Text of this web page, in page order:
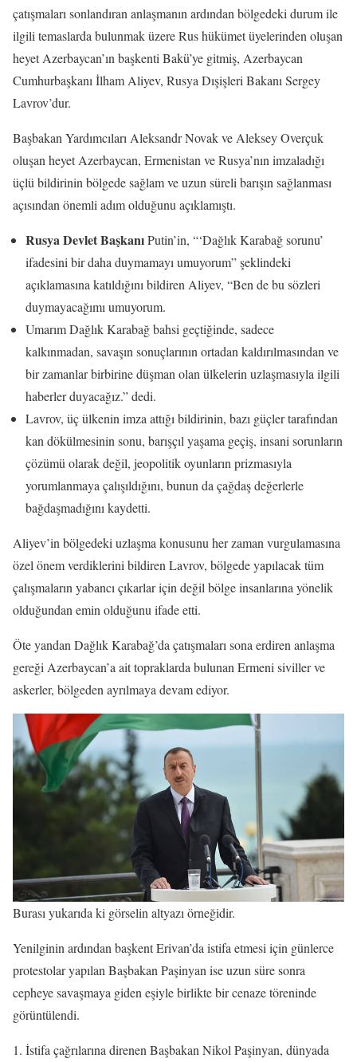
çatışmaları sonlandıran anlaşmanın ardından bölgedeki durum ile
ilgili temaslarda bulunmak üzere Rus hükümet üyelerinden oluşan
heyet Azerbaycan’ın başkenti Bakü’ye gitmiş, Azerbaycan
Cumhurbaşkanı İlham Aliyev, Rusya Dışişleri Bakanı Sergey
Lavrov’dur.
Başbakan Yardımcıları Aleksandr Novak ve Aleksey Overçuk
oluşan heyet Azerbaycan, Ermenistan ve Rusya’nın imzaladığı
üçlü bildirinin bölgede sağlam ve uzun süreli barışın sağlanması
açısından önemli adım olduğunu açıklamıştı.
Rusya Devlet BaşkanıPutin’in, “‘Dağlık Karabağ sorunu’
ifadesini bir daha duymamayı umuyorum” şeklindeki
açıklamasına katıldığını bildiren Aliyev, “Ben de bu sözleri
duymayacağımı umuyorum.
Umarım Dağlık Karabağ bahsi geçtiğinde, sadece
kalkınmadan, savaşın sonuçlarının ortadan kaldırılmasından ve
bir zamanlar birbirine düşman olan ülkelerin uzlaşmasıyla ilgili
haberler duyacağız.” dedi.
Lavrov, üç ülkenin imza attığı bildirinin, bazı güçler tarafından
kan dökülmesinin sonu, barışçıl yaşama geçiş, insani sorunların
çözümü olarak değil, jeopolitik oyunların prizmasıyla
yorumlanmaya çalışıldığını, bunun da çağdaş değerlerle
bağdaşmadığını kaydetti.
Aliyev’in bölgedeki uzlaşma konusunu her zaman vurgulamasına
özel önem verdiklerini bildiren Lavrov, bölgede yapılacak tüm
çalışmaların yabancı çıkarlar için değil bölge insanlarına yönelik
olduğundan emin olduğunu ifade etti.
Öte yandan Dağlık Karabağ’da çatışmaları sona erdiren anlaşma
gereği Azerbaycan’a ait topraklarda bulunan Ermeni siviller ve
askerler, bölgeden ayrılmaya devam ediyor.
Burası yukarıda ki görselin altyazı örneğidir.
Yenilginin ardından başkent Erivan’da istifa etmesi için günlerce
protestolar yapılan Başbakan Paşinyan ise uzun süre sonra
cepheye savaşmaya giden eşiyle birlikte bir cenaze töreninde
görüntülendi.
İstifa çağrılarına direnen Başbakan Nikol Paşinyan, dünyada